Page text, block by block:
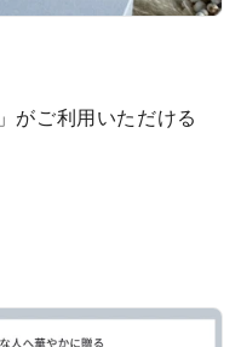
がご利用いただける